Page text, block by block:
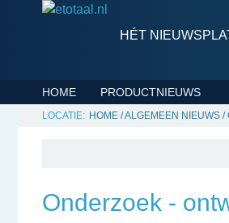
HÉT
HOME PRODUCTNIEUWS
HOME /ALGEMEEN NIEUWS /
Onderzoek -